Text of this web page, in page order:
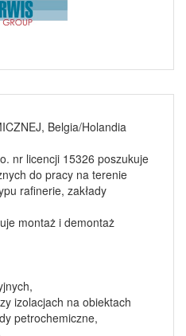
Belgia/Holandia
nr licencji 15326 poszukuje
do pracy na terenie
rafinerie, zakłady
montaż i demontaż
izolacjach na obiektach
petrochemiczne,